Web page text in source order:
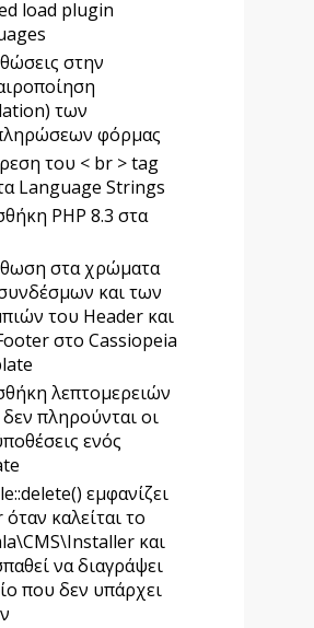
load plugin
στην
των
φόρμας
του < br > tag
Language Strings
PHP 8.3 στα
στα χρώματα
και των
του Header και
στο Cassiopeia
λεπτομερειών
πληρούνται οι
ενός
εμφανίζει
καλείται το
και
να διαγράψει
που δεν υπάρχει